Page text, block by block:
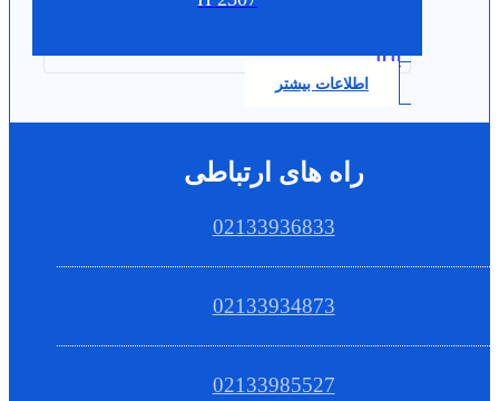
0.0
اطلاعات بیشتر
راه های ارتباطی
02133936833
02133934873
02133985527